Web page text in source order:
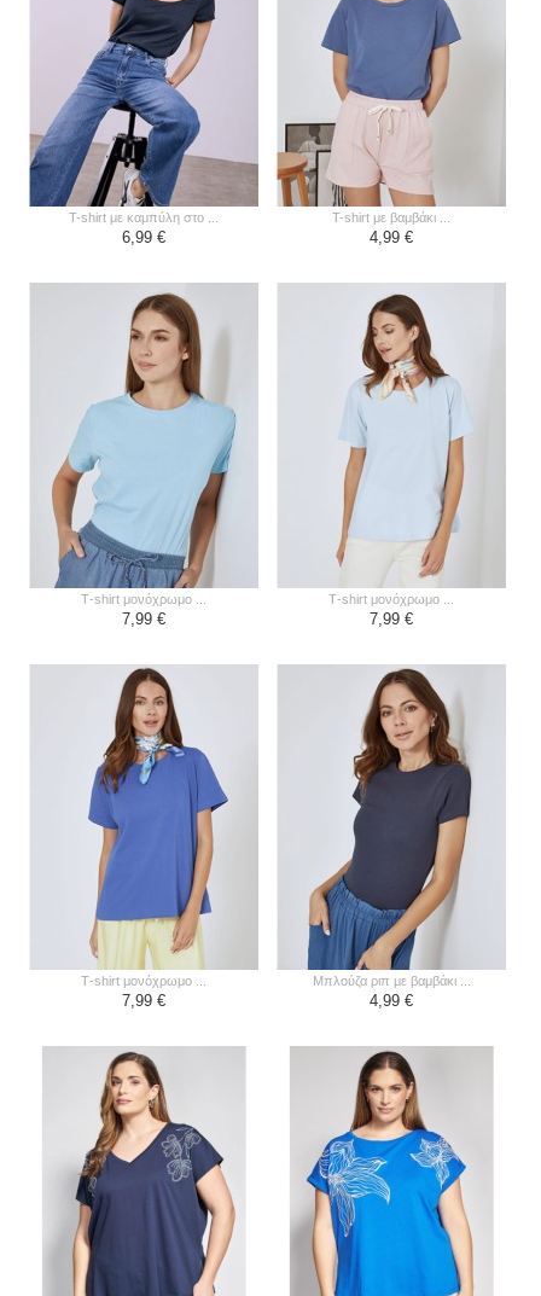
t-shirt με καμπύλη στο ...
6,99 €
t-shirt με βαμβάκι ...
4,99 €
τ-shirt μονόχρωμο ...
7,99 €
τ-shirt μονόχρωμο ...
7,99 €
τ-shirt μονόχρωμο ...
7,99 €
μπλούζα ριπ με βαμβάκι ...
4,99 €